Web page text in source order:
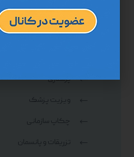
مرکز درمان در منزل "دم"،
تهران، با مجوز وزارت بهداشت
می‌دهد. سالمندان و سایر افراد
پرستاری
ویزیت پزشک
چکاپ سازمانی
تزریقات و پانسمان